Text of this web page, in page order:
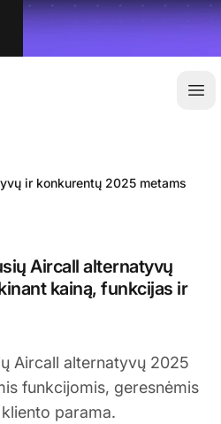
ir konkurentų 2025 metams
Aircall alternatyvų
kainą, funkcijas ir
Aircall alternatyvų 2025
funkcijomis, geresnėmis
parama.